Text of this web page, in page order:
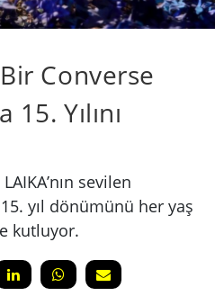
Converse
Yılını
sevilen
yıl dönümünü her yaş
kutluyor.